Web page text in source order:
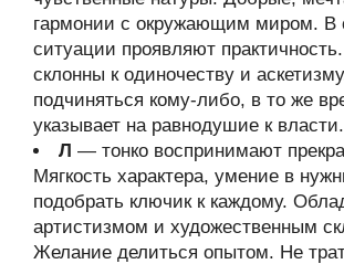
гармонии с окружающим миром. В
ситуации проявляют
склонны к одиночеству и
подчиняться кому-либо, в то же
указывает на равнодушие к власти.
Л — тонко воспринимают
Мягкость характера, умение в
подобрать ключик к каждому.
артистизмом и художественным
Желание делиться опытом. Не